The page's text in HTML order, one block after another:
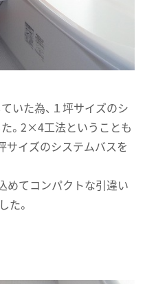
いた為、１坪サイズのシ
。2×4工法ということも
サイズのシステムバスを
めてコンパクトな引違い
た。